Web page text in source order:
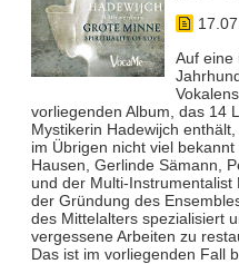
Auf eine
vorliegenden Album, das 14
Mystikerin Hadewijch
im Übrigen nicht viel
Hausen, Gerlinde Sämann,
und der Multi-
der Gründung des
des Mittelalters spezialisiert
vergessene Arbeiten zu
Das ist im vorliegenden Fall